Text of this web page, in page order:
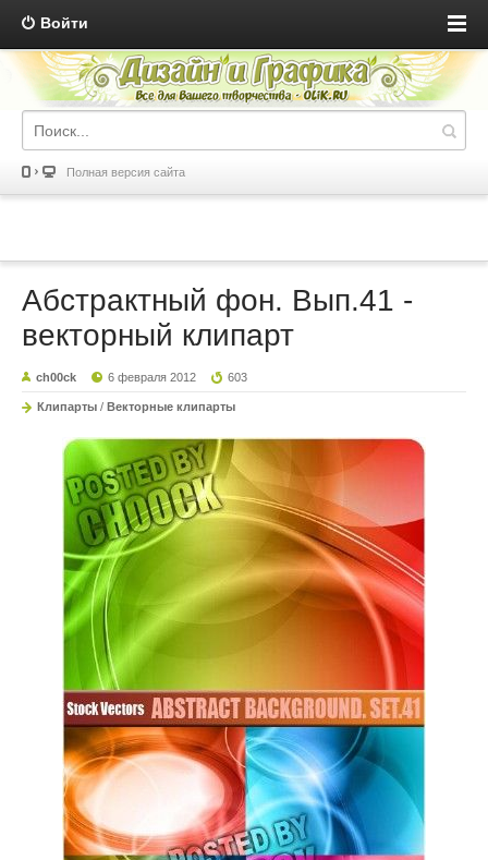
Войти
Полная версия сайта
Абстрактный фон. Вып.41 -
векторный клипарт
ch00ck 6 февраля 2012 603
Клипарты / Векторные клипарты